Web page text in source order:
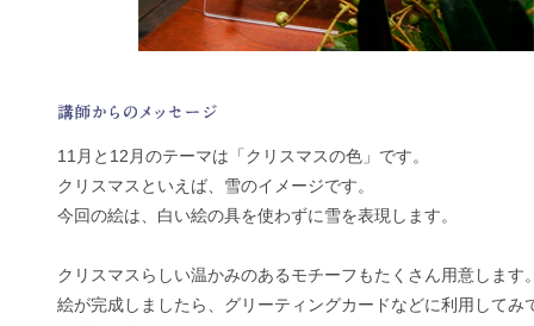
11月と12月のテーマは「クリスマスの色」です。
クリスマスといえば、雪のイメージです。
今回の絵は、白い絵の具を使わずに雪を表現します。
クリスマスらしい温かみのあるモチーフもたくさん用意します
絵が完成しましたら、グリーティングカードなどに利用してみ